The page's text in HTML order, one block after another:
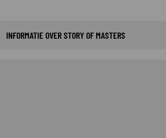
INFORMATIE OVER STORY OF MASTERS